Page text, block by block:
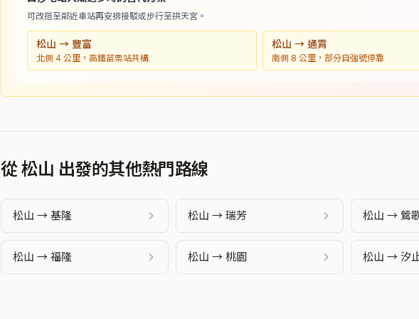
可改搭至鄰近車站再安排接駁或步行至拱天宮。
松山 → 豐富
北側 4 公里，高鐵苗栗站共構
松山 → 通霄
南側 8 公里，部分自強號停靠
從 松山 出發的其他熱門路線
松山 → 基隆 松山 → 瑞芳 松山 → 鶯
松山 → 福隆 松山 → 桃園 松山 → 汐